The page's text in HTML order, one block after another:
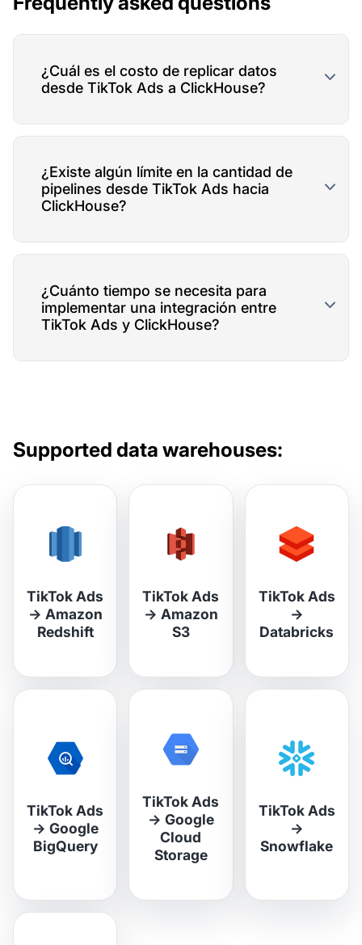
¿Cuál es el costo de replicar datos
desde TikTok Ads a ClickHouse?
¿Existe algún límite en la cantidad de
pipelines desde TikTok Ads hacia
ClickHouse?
¿Cuánto tiempo se necesita para
implementar una integración entre
TikTok Ads y ClickHouse?
Supported data warehouses:
TikTok Ads
→ Amazon
Redshift
TikTok Ads
→ Amazon
S3
TikTok Ads
→
Databricks
TikTok Ads
→ Google
BigQuery
TikTok Ads
→ Google
Cloud
Storage
TikTok Ads
→
Snowflake